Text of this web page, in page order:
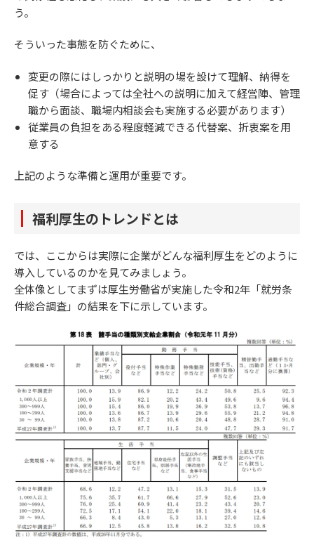
う。
そういった事態を防ぐために、
変更の際にはしっかりと説明の場を設けて理解、納得を
促す（場合によっては全社への説明に加えて経営陣、管理
職から面談、職場内相談会も実施する必要があります）
従業員の負担をある程度軽減できる代替案、折衷案を用
意する
上記のような準備と運用が重要です。
福利厚生のトレンドとは
では、ここからは実際に企業がどんな福利厚生をどのように
導入しているのかを見てみましょう。
全体像としてまずは厚生労働省が実施した令和2年「就労条
件総合調査」の結果を下に示しています。